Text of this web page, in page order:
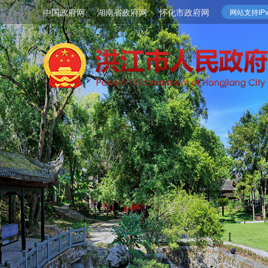
中国政府网 湖南省政府网 怀化市政府网 网站支持